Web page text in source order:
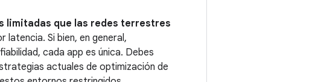
limitadas que las redes terrestres
latencia. Si bien, en general,
cada app es única. Debes
actuales de optimización de